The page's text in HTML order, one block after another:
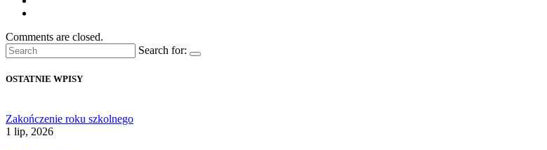
Comments are closed.
Search for:
OSTATNIE WPISY
Zakończenie roku szkolnego
1 lip, 2026